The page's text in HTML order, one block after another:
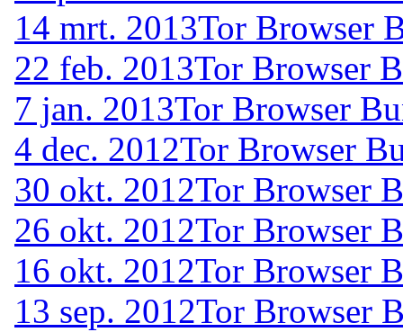
14 mrt. 2013Tor Browser
22 feb. 2013Tor Browser
7 jan. 2013Tor Browser
4 dec. 2012Tor Browser
30 okt. 2012Tor Browser
26 okt. 2012Tor Browser
16 okt. 2012Tor Browser
13 sep. 2012Tor Browser